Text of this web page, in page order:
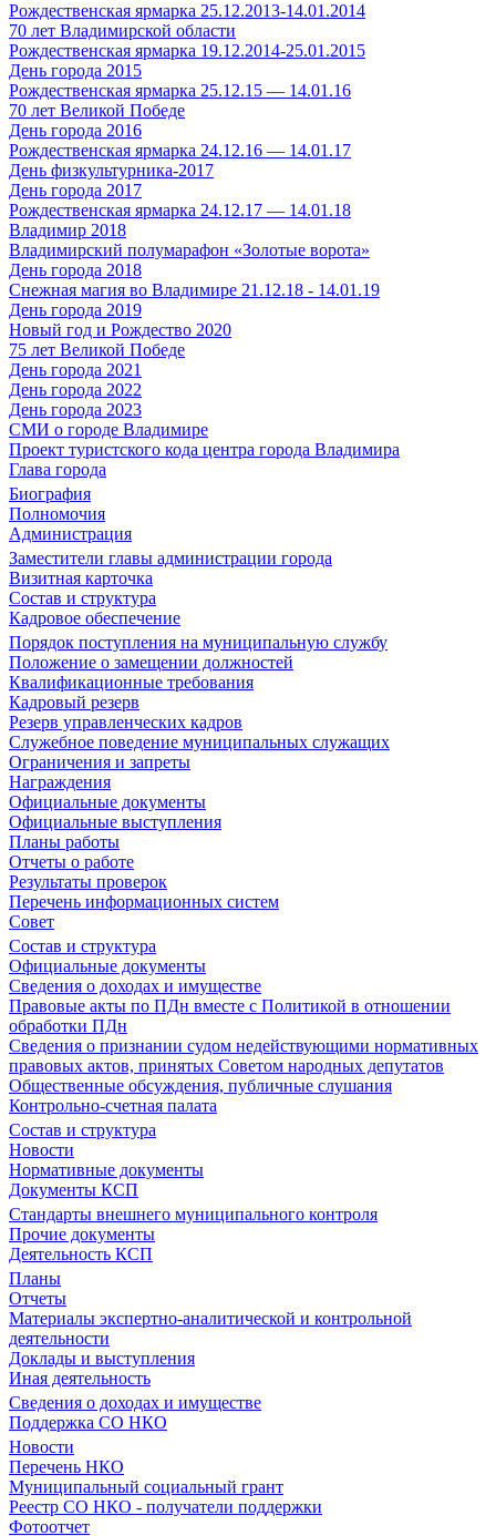
Рождественская ярмарка 25.12.2013-14.01.2014
70 лет Владимирской области
Рождественская ярмарка 19.12.2014-25.01.2015
День города 2015
Рождественская ярмарка 25.12.15 — 14.01.16
70 лет Великой Победе
День города 2016
Рождественская ярмарка 24.12.16 — 14.01.17
День физкультурника-2017
День города 2017
Рождественская ярмарка 24.12.17 — 14.01.18
Владимир 2018
Владимирский полумарафон «Золотые ворота»
День города 2018
Снежная магия во Владимире 21.12.18 - 14.01.19
День города 2019
Новый год и Рождество 2020
75 лет Великой Победе
День города 2021
День города 2022
День города 2023
СМИ о городе Владимире
Проект туристского кода центра города Владимира
Глава города
Биография
Полномочия
Администрация
Заместители главы администрации города
Визитная карточка
Состав и структура
Кадровое обеспечение
Порядок поступления на муниципальную службу
Положение о замещении должностей
Квалификационные требования
Кадровый резерв
Резерв управленческих кадров
Служебное поведение муниципальных служащих
Ограничения и запреты
Награждения
Официальные документы
Официальные выступления
Планы работы
Отчеты о работе
Результаты проверок
Перечень информационных систем
Совет
Состав и структура
Официальные документы
Сведения о доходах и имуществе
Правовые акты по ПДн вместе с Политикой в отношении
обработки ПДн
Сведения о признании судом недействующими нормативных
правовых актов, принятых Советом народных депутатов
Общественные обсуждения, публичные слушания
Контрольно-счетная палата
Состав и структура
Новости
Нормативные документы
Документы КСП
Стандарты внешнего муниципального контроля
Прочие документы
Деятельность КСП
Планы
Отчеты
Материалы экспертно-аналитической и контрольной
деятельности
Доклады и выступления
Иная деятельность
Сведения о доходах и имуществе
Поддержка СО НКО
Новости
Перечень НКО
Муниципальный социальный грант
Реестр СО НКО - получатели поддержки
Фотоотчет